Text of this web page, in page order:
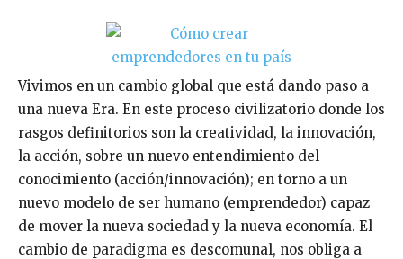
Vivimos en un cambio global que está dando paso a
una nueva Era. En este proceso civilizatorio donde los
rasgos definitorios son la creatividad, la innovación,
la acción, sobre un nuevo entendimiento del
conocimiento (acción/innovación); en torno a un
nuevo modelo de ser humano (emprendedor) capaz
de mover la nueva sociedad y la nueva economía. El
cambio de paradigma es descomunal, nos obliga a